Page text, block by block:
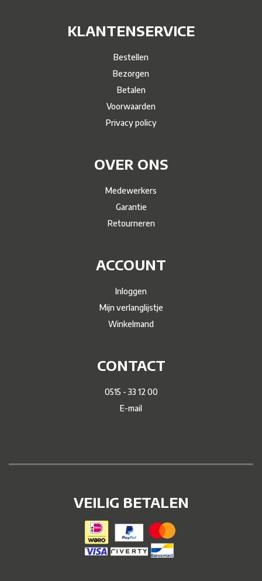
KLANTENSERVICE
Bestellen
Bezorgen
Betalen
Voorwaarden
Privacy policy
OVER ONS
Medewerkers
Garantie
Retourneren
ACCOUNT
Inloggen
Mijn verlanglijstje
Winkelmand
CONTACT
0515 - 33 12 00
E-mail
VEILIG BETALEN